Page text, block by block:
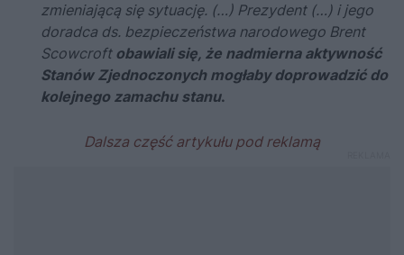
zmieniającą się sytuację. (…) Prezydent (…) i jego
doradca ds. bezpieczeństwa narodowego Brent
Scowcroft obawiali się, że nadmierna aktywność
Stanów Zjednoczonych mogłaby doprowadzić do
kolejnego zamachu stanu.